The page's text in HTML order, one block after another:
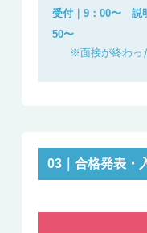
受付｜9：00〜 説
50〜
※面接が終わっ
03｜合格発表・